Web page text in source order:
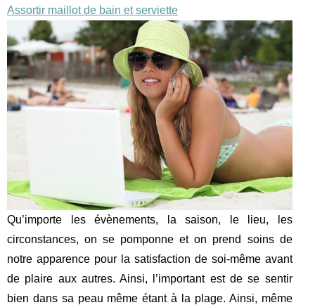
Assortir maillot de bain et serviette
Qu’importe les évènements, la saison, le lieu, les
circonstances, on se pomponne et on prend soins de
notre apparence pour la satisfaction de soi-même avant
de plaire aux autres. Ainsi, l’important est de se sentir
bien dans sa peau même étant à la plage. Ainsi, même